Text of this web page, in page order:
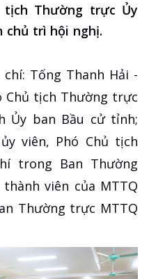
tịch Thường trực Ủy
chủ trì hội nghị.
Tống Thanh Hải -
Chủ tịch Thường trực
Ủy ban Bầu cử tỉnh;
viên, Phó Chủ tịch
trong Ban Thường
viên của MTTQ
Thường trực MTTQ